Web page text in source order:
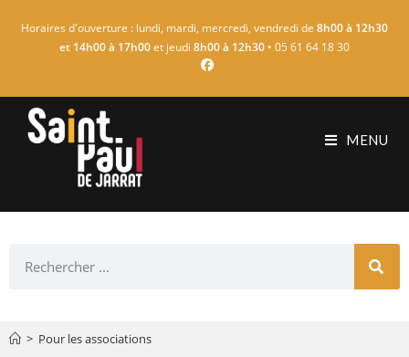
Horaires d'ouverture : lundi, mardi, mercredi, vendredi de 8h00 à 12h30
et 14h00 à 17h00et jeudi 8h00 à 12h30 • 05 61 64 18 30
MENU
> Pour les associations